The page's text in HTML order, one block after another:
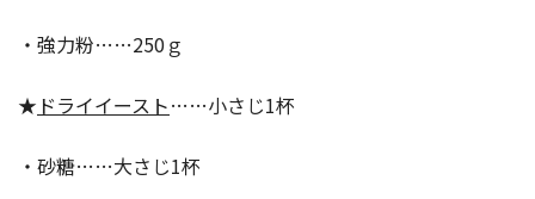
・強力粉……250ｇ
★ ドライイースト……小さじ1杯
・砂糖……大さじ1杯